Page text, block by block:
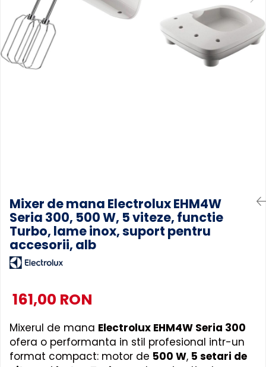
Accesorii Piese Masini Spalat
Rufe si Uscatoare
Accesorii Electrocasnice Mici
Filtre Purificatoare Aer
Mixer de mana Electrolux EHM4W
Seria 300, 500 W, 5 viteze, functie
Turbo, lame inox, suport pentru
accesorii, alb
161,00 RON
Mixerul de mana Electrolux EHM4W Seria 300
ofera o performanta in stil profesional intr-un
format compact: motor de 500 W, 5 setari de